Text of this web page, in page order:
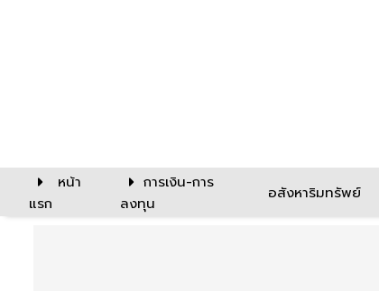
หน้า
แรก
การเงิน-การ
ลงทุน
อสังหาริมทรัพย์